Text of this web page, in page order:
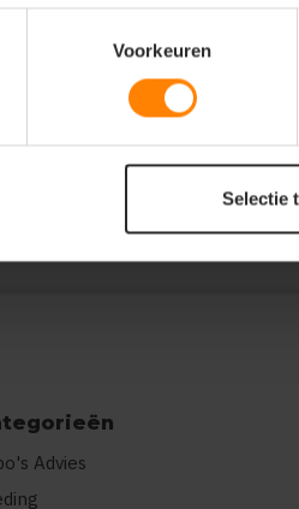
Voorkeuren
Selectie
kleur"}]}
Advies